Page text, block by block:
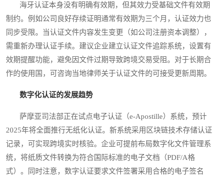
海牙认证本身没有明确有效期，但其效力受基础文件有效期
制约。例如公司良好存续证明通常有效期为三个月，认证效力也
同步受限。当认证文件内容发生变更（如公司注册资本调整），
需重新办理认证手续。建议企业建立认证文件追踪系统，设置有
效期提醒功能，避免因文件过期导致跨境交易受阻。对于长期合
作的使用国，可咨询当地律师关于认证文件的可接受更新周期。
数字化认证的发展趋势
萨摩亚司法部正在试点电子认证（e-Apostille）系统，预计
2025年将全面推行无纸化认证。新系统采用区块链技术存储认证
记录，可实现跨境实时核验。企业可提前布局数字化文件管理系
统，将纸质文件转换为符合国际标准的电子文档（PDF/A格
式）。同时注意，数字认证要求文件签署采用合格的电子签名